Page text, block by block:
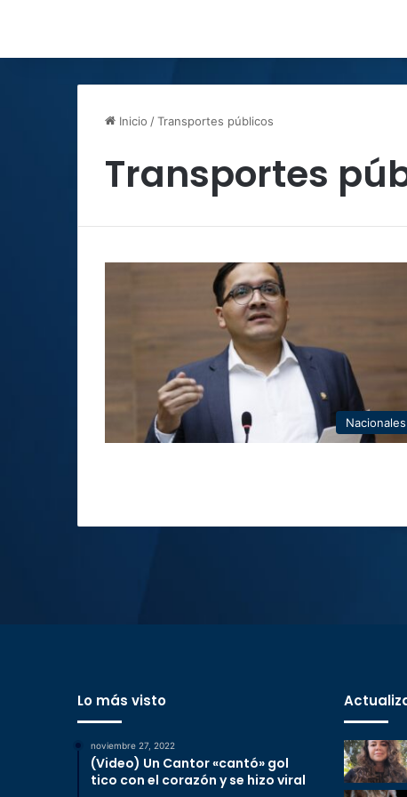
Inicio /Transportes públicos
Transportes
Nacionales
Lo más visto
noviembre 27, 2022
(Video) Un Cantor «cantó» gol
tico con el corazón y se hizo viral